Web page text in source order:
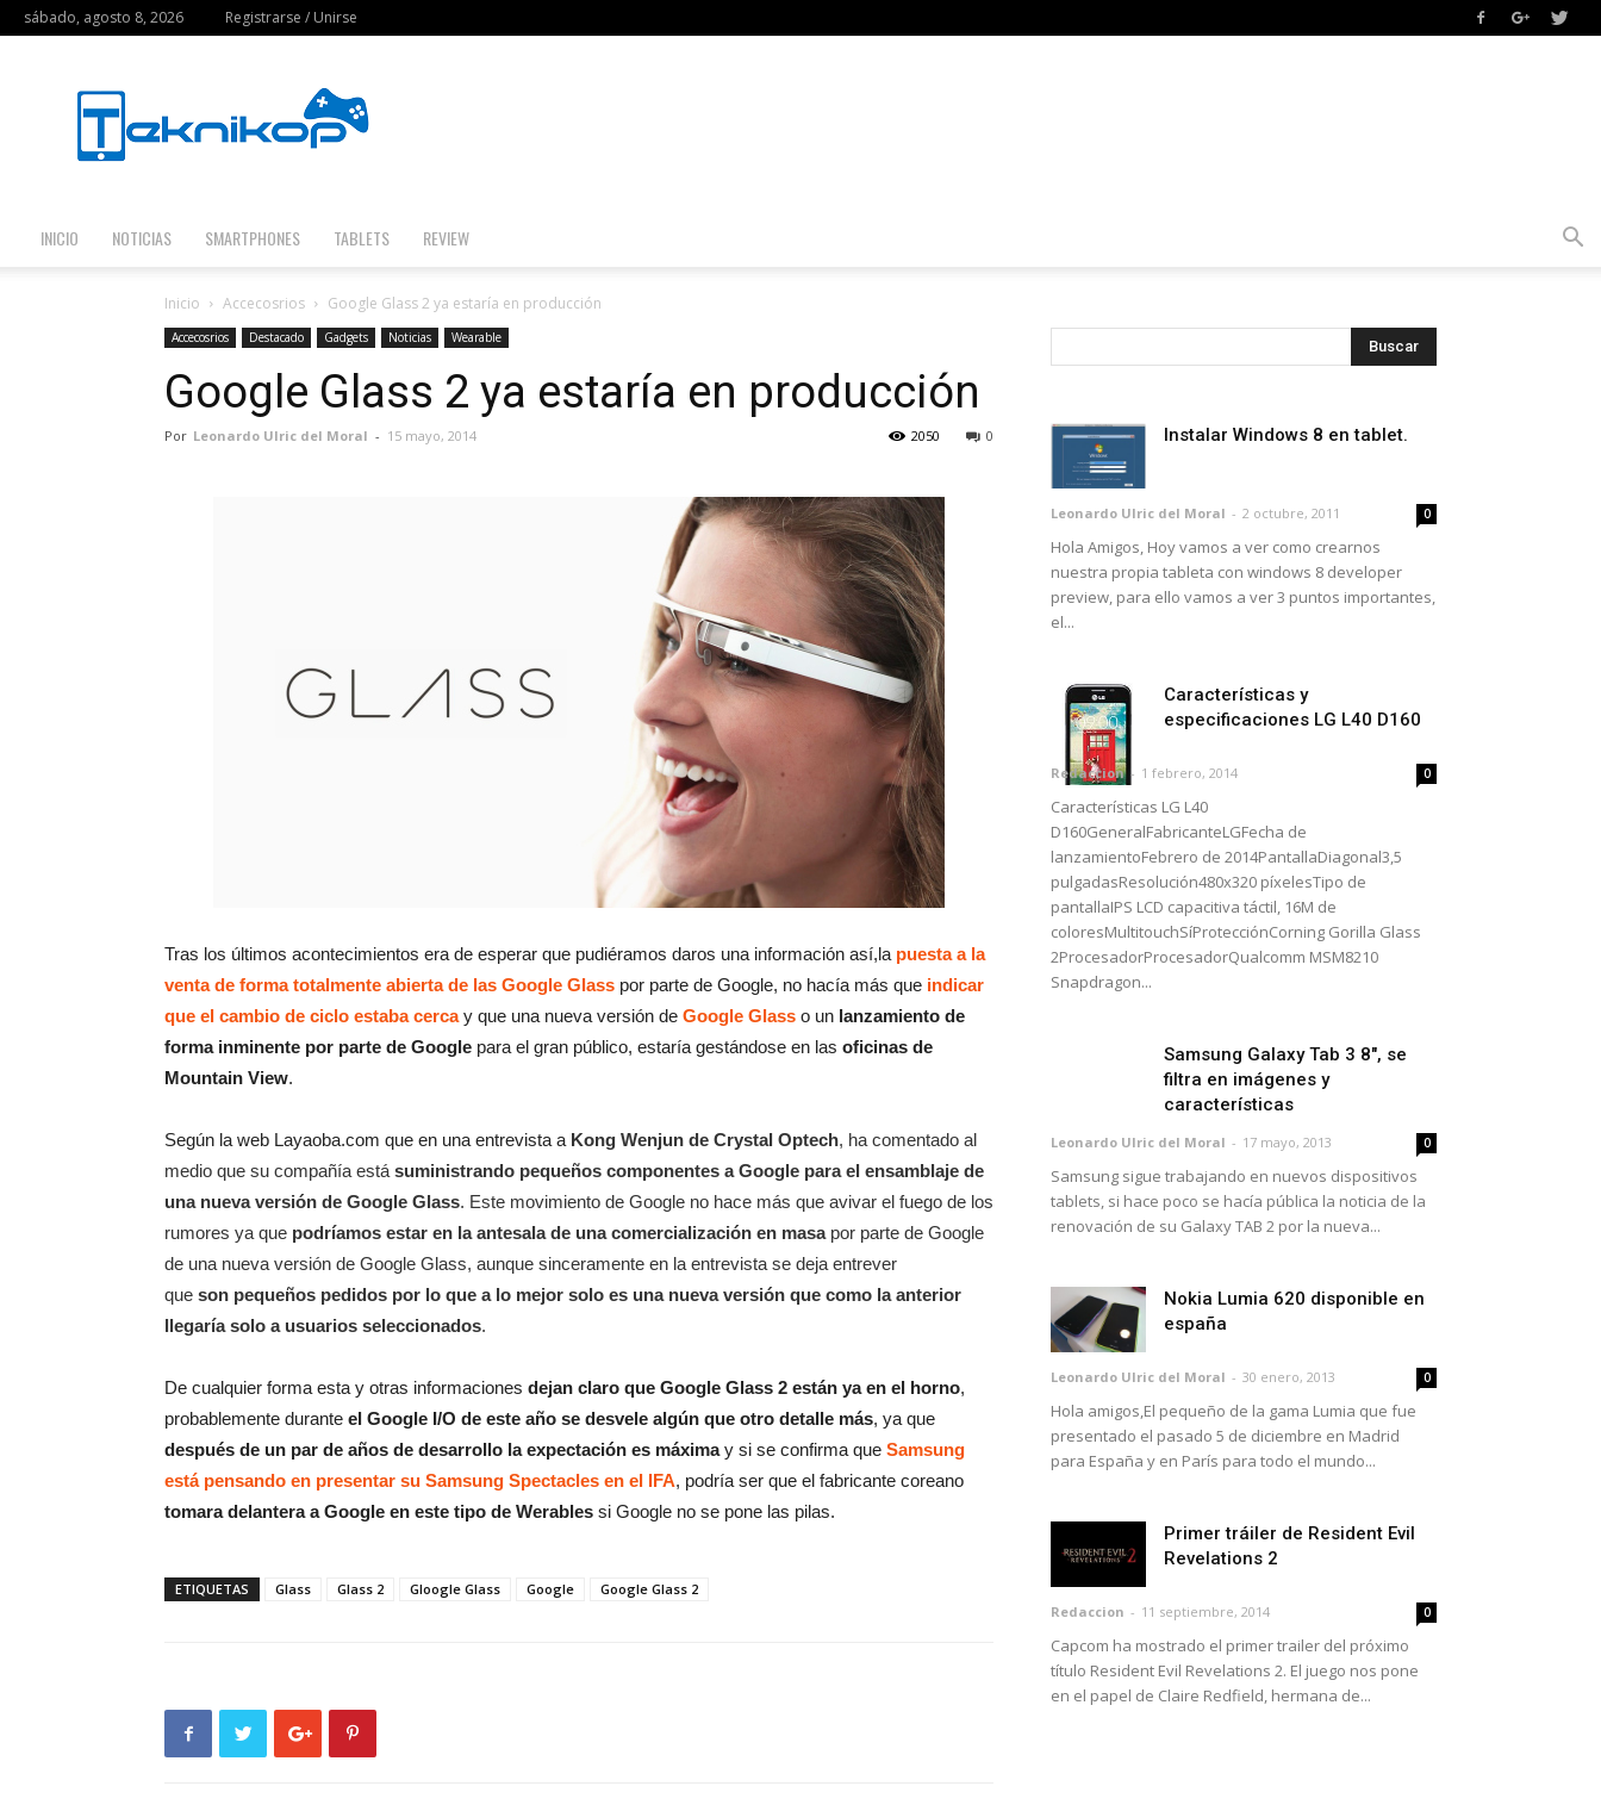
sábado, agosto 8, 2026 Registrarse / Unirse
INICIO NOTICIAS SMARTPHONES TABLETS REVIEW
Inicio Accecosrios Google Glass 2 ya estaría en producción
Accecosrios Destacado Gadgets Noticias Wearable
Google Glass 2 ya estaría en producción
Por Leonardo Ulric del Moral - 15 mayo, 2014 0
2050
Tras los últimos acontecimientos era de esperar que pudiéramos daros una información así,la puesta a la
venta de forma totalmente abierta de las Google Glass por parte de Google, no hacía más que indicar
que el cambio de ciclo estaba cercay que una nueva versión de Google Glass o un lanzamiento de
forma inminente por parte de Google para el gran público, estaría gestándose en las oficinas de
Mountain View.
Según la web Layaoba.com que en una entrevista a Kong Wenjun de Crystal Optech, ha comentado al
medio que su compañía está suministrando pequeños componentes a Google para el ensamblaje de
una nueva versión de Google Glass. Este movimiento de Google no hace más que avivar el fuego de los
rumores ya que podríamos estar en la antesala de una comercialización en masapor parte de Google
de una nueva versión de Google Glass, aunque sinceramente en la entrevista se deja entrever
que son pequeños pedidos por lo que a lo mejor solo es una nueva versión que como la anterior
llegaría solo a usuarios seleccionados.
De cualquier forma esta y otras informaciones dejan claro que Google Glass 2 están ya en el horno,
probablemente durante el Google I/O de este año se desvele algún que otro detalle más, ya que
después de un par de años de desarrollo la expectación es máximay si se confirma que Samsung
está pensando en presentar su Samsung Spectacles en el IFA, podría ser que el fabricante coreano
tomara delantera a Google en este tipo de Werables si Google no se pone las pilas.
ETIQUETAS Glass Glass 2 Gloogle Glass Google Google Glass 2
Instalar Windows 8 en tablet.
Leonardo Ulric del Moral - 2 octubre, 2011 0
Hola Amigos, Hoy vamos a ver como crearnos
nuestra propia tableta con windows 8 developer
preview, para ello vamos a ver 3 puntos importantes,
el...
Características y
especificaciones LG L40 D160
Redaccion - 1 febrero, 2014 0
Características LG L40
D160GeneralFabricanteLGFecha de
lanzamientoFebrero de 2014PantallaDiagonal3,5
pulgadasResolución480x320 píxelesTipo de
pantallaIPS LCD capacitiva táctil, 16M de
coloresMultitouchSíProtecciónCorning Gorilla Glass
2ProcesadorProcesadorQualcomm MSM8210
Snapdragon...
Samsung Galaxy Tab 3 8", se
filtra en imágenes y
características
Leonardo Ulric del Moral - 17 mayo, 2013 0
Samsung sigue trabajando en nuevos dispositivos
tablets, si hace poco se hacía pública la noticia de la
renovación de su Galaxy TAB 2 por la nueva...
Nokia Lumia 620 disponible en
españa
Leonardo Ulric del Moral - 30 enero, 2013 0
Hola amigos,El pequeño de la gama Lumia que fue
presentado el pasado 5 de diciembre en Madrid
para España y en París para todo el mundo...
Primer tráiler de Resident Evil
Revelations 2
Redaccion - 11 septiembre, 2014 0
Capcom ha mostrado el primer trailer del próximo
título Resident Evil Revelations 2. El juego nos pone
en el papel de Claire Redfield, hermana de...